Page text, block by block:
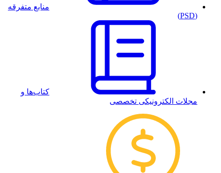
منابع متفرقه
(PSD)
کتاب‌ها و
مجلات الکترونیکی تخصصی